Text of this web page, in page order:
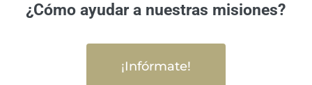
¿Cómo ayudar a nuestras misiones?
¡Infórmate!